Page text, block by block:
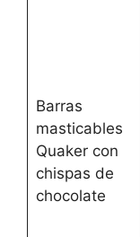
Barras
masticables
Quaker con
chispas de
chocolate